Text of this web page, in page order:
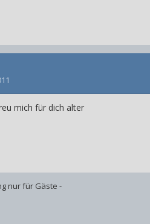
mich für dich alter
nur für Gäste -